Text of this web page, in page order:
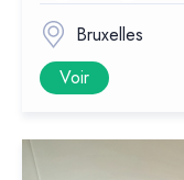
Bruxelles
Voir